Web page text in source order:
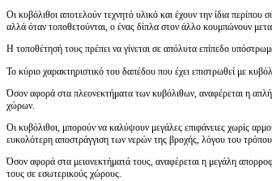
Οι κυβόλιθοι αποτελούν τεχνητό υλικό και έχουν την ίδια
αλλά όταν τοποθετούνται, ο ένας δίπλα στον άλλο κουμπώνουν
Η τοποθέτησή τους πρέπει να γίνεται σε απόλυτα επίπεδο
Το κύριο χαρακτηριστικό του δαπέδου που έχει επιστρωθεί με
Όσον αφορά στα πλεονεκτήματα των κυβόλιθων, αναφέρεται η απλή
χώρων.
Οι κυβόλιθοι, μπορούν να καλύψουν μεγάλες επιφάνειες χωρίς
ευκολότερη αποστράγγιση των νερών της βροχής, λόγου του
Όσον αφορά στα μειονεκτήματά τους, αναφέρεται η μεγάλη
τους σε εσωτερικούς χώρους.